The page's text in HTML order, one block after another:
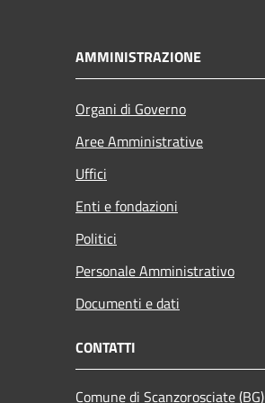
AMMINISTRAZIONE
Organi di Governo
Aree Amministrative
Uffici
Enti e fondazioni
Politici
Personale Amministrativo
Documenti e dati
CONTATTI
Comune di Scanzorosciate (BG)